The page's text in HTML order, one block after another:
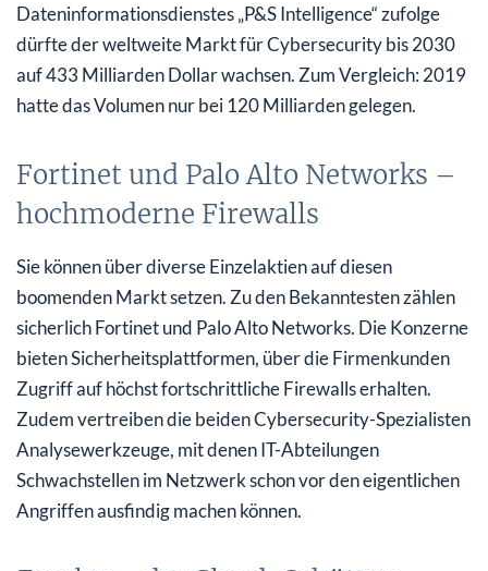
Dateninformationsdienstes „P&S Intelligence“ zufolge
dürfte der weltweite Markt für Cybersecurity bis 2030
auf 433 Milliarden Dollar wachsen. Zum Vergleich: 2019
hatte das Volumen nur bei 120 Milliarden gelegen.
Fortinet und Palo Alto Networks –
hochmoderne Firewalls
Sie können über diverse Einzelaktien auf diesen
boomenden Markt setzen. Zu den Bekanntesten zählen
sicherlich Fortinet und Palo Alto Networks. Die Konzerne
bieten Sicherheitsplattformen, über die Firmenkunden
Zugriff auf höchst fortschrittliche Firewalls erhalten.
Zudem vertreiben die beiden Cybersecurity-Spezialisten
Analysewerkzeuge, mit denen IT-Abteilungen
Schwachstellen im Netzwerk schon vor den eigentlichen
Angriffen ausfindig machen können.